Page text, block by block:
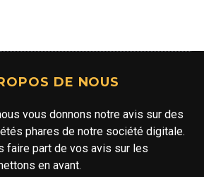
DE NOUS
vous donnons notre avis sur des
phares de notre société digitale.
faire part de vos avis sur les
en avant.